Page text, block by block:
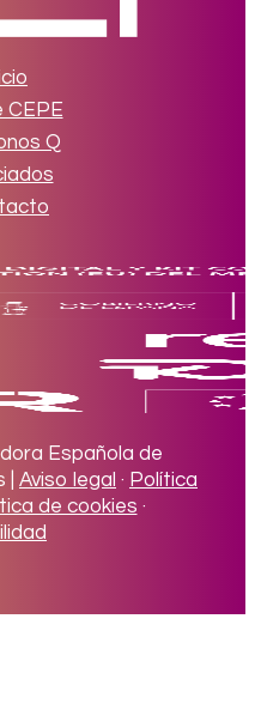
CEPE
Q
Española de
| Aviso legal · Política
de cookies ·